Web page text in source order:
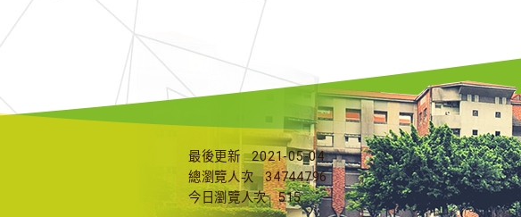
最後更新
2021-05-04
總瀏覽人次
34744796
今日瀏覽人次
515